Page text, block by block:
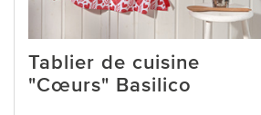
Tablier de cuisine
"Cœurs" Basilico